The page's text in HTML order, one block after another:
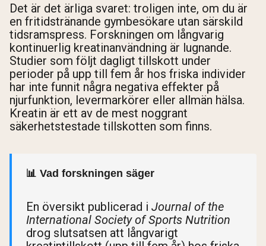
Det är det ärliga svaret: troligen inte, om du är
en fritidstränande gymbesökare utan särskild
tidsramspress. Forskningen om långvarig
kontinuerlig kreatinanvändning är lugnande.
Studier som följt dagligt tillskott under
perioder på upp till fem år hos friska individer
har inte funnit några negativa effekter på
njurfunktion, levermarkörer eller allmän hälsa.
Kreatin är ett av de mest noggrant
säkerhetstestade tillskotten som finns.
📊 Vad forskningen säger
En översikt publicerad i Journal of the
International Society of Sports Nutrition
drog slutsatsen att långvarigt